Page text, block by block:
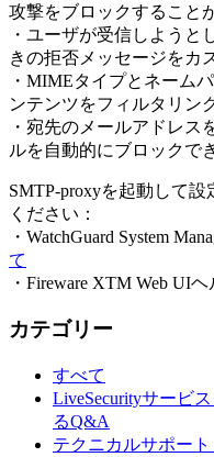
攻撃をブロックすること
・ユーザが受信しようと
きの拒否メッセージをカ
・MIMEタイプとネーム
ンテンツをフィルタリン
・宛先のメールアドレス
ルを自動的にブロックで
SMTP-proxyを起動して
ください：
・WatchGuard System
て
・Fireware XTM Web UI
カテゴリー
すべて
LiveSecurityサービ
るQ&A
テクニカルサポー